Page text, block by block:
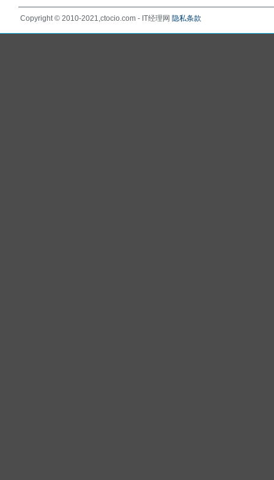
Copyright © 2010-2021,ctocio.com - IT经理网 隐私条款